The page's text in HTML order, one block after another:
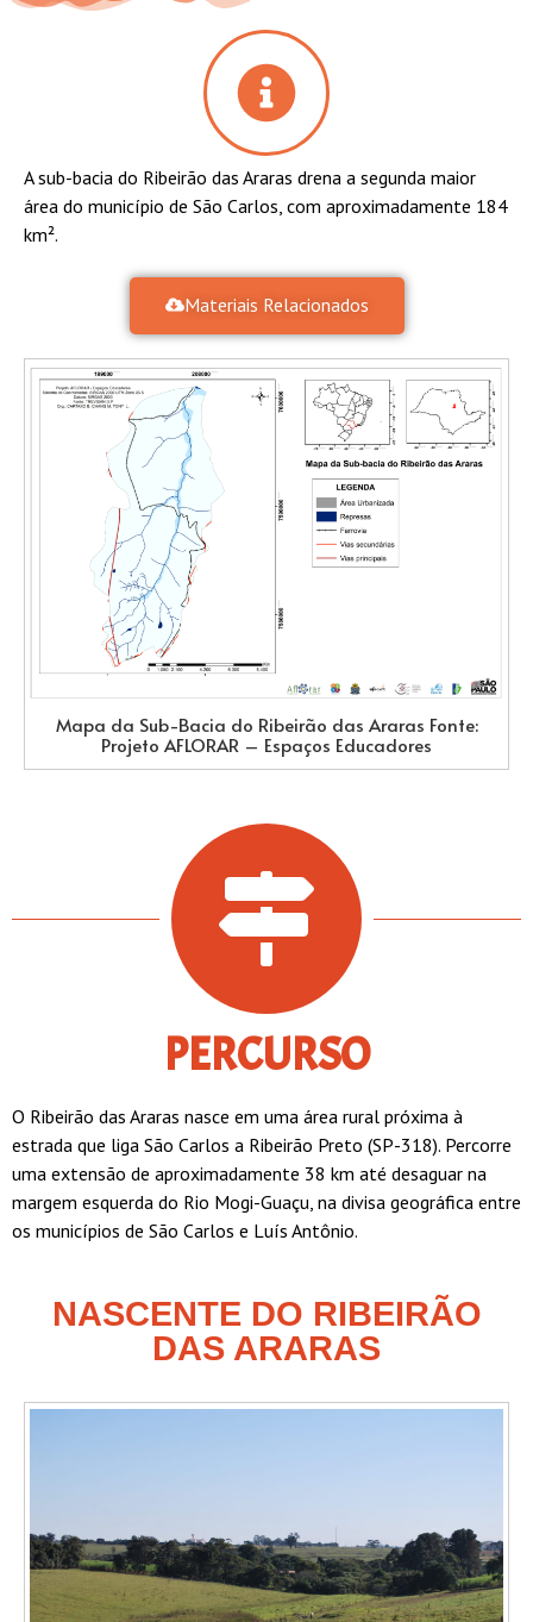
A sub-bacia do Ribeirão das Araras drena a segunda maior
área do município de São Carlos, com aproximadamente 184
km².
Materiais Relacionados
Mapa da Sub-Bacia do Ribeirão das Araras Fonte:
Projeto AFLORAR – Espaços Educadores
PERCURSO
O Ribeirão das Araras nasce em uma área rural próxima à
estrada que liga São Carlos a Ribeirão Preto (SP-318). Percorre
uma extensão de aproximadamente 38 km até desaguar na
margem esquerda do Rio Mogi-Guaçu, na divisa geográfica entre
os municípios de São Carlos e Luís Antônio.
NASCENTE DO RIBEIRÃO
DAS ARARAS